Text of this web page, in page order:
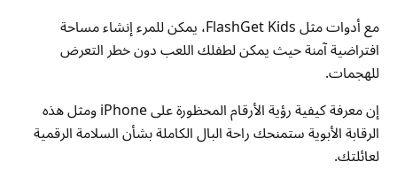
مع أدوات مثل FlashGet Kids، يمكن للمرء إنشاء مساحة
افتراضية آمنة حيث يمكن لطفلك اللعب دون خطر التعرض
للهجمات.
إن معرفة كيفية رؤية الأرقام المحظورة على iPhone ومثل هذه
الرقابة الأبوية ستمنحك راحة البال الكاملة بشأن السلامة الرقمية
لعائلتك.